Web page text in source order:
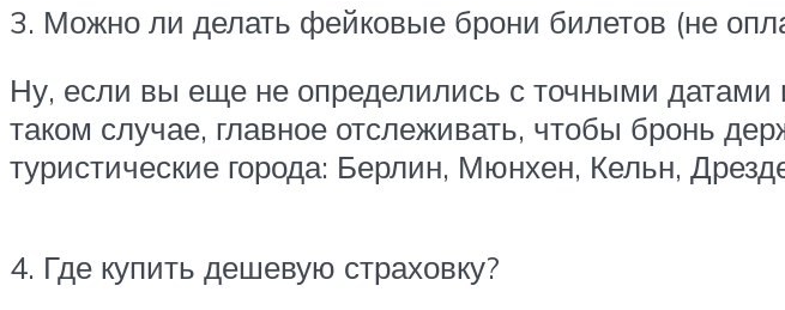
3. Можно ли делать фейковые брони билетов (не
Ну, если вы еще не определились с точными
таком случае, главное отслеживать, чтобы бронь
туристические города: Берлин, Мюнхен, Кельн,
4. Где купить дешевую страховку?